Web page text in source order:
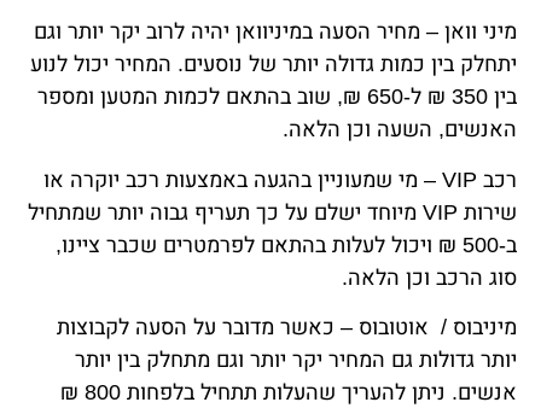
מיני וואן – מחיר הסעה במיניוואן יהיה לרוב יקר יותר וגם
יתחלק בין כמות גדולה יותר של נוסעים. המחיר יכול לנוע
בין 350 ₪ ל-650 ₪, שוב בהתאם לכמות המטען ומספר
האנשים, השעה וכן הלאה.
רכב VIP – מי שמעוניין בהגעה באמצעות רכב יוקרה או
שירות VIP מיוחד ישלם על כך תעריף גבוה יותר שמתחיל
ב-500 ₪ ויכול לעלות בהתאם לפרמטרים שכבר ציינו,
סוג הרכב וכן הלאה.
מיניבוס / אוטובוס – כאשר מדובר על הסעה לקבוצות
יותר גדולות גם המחיר יקר יותר וגם מתחלק בין יותר
אנשים. ניתן להעריך שהעלות תתחיל בלפחות 800 ₪